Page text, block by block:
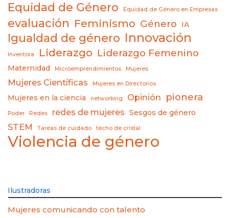
Equidad de Género Equidad de Género en Empresas
evaluación Feminismo Género IA
Igualdad de género Innovación
Inventora Liderazgo Liderazgo Femenino
Maternidad Microemprendimientos Mujeres
Mujeres Científicas Mujeres en Directorios
Mujeres en la ciencia networking Opinión pionera
Poder Redes redes de mujeres Sesgos de género
STEM Tareas de cuidado techo de cristal
Violencia de género
Ilustradoras
Mujeres comunicando con talento